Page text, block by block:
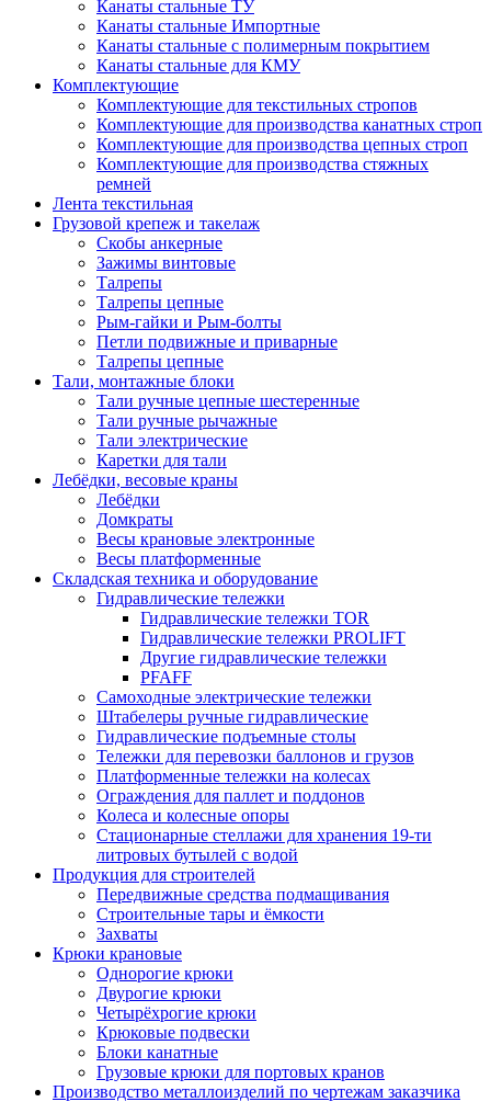
Канаты стальные ТУ
Канаты стальные Импортные
Канаты стальные с полимерным покрытием
Канаты стальные для КМУ
Комплектующие
Комплектующие для текстильных стропов
Комплектующие для производства канатных строп
Комплектующие для производства цепных строп
Комплектующие для производства стяжных
ремней
Лента текстильная
Грузовой крепеж и такелаж
Скобы анкерные
Зажимы винтовые
Талрепы
Талрепы цепные
Рым-гайки и Рым-болты
Петли подвижные и приварные
Талрепы цепные
Тали, монтажные блоки
Тали ручные цепные шестеренные
Тали ручные рычажные
Тали электрические
Каретки для тали
Лебёдки, весовые краны
Лебёдки
Домкраты
Весы крановые электронные
Весы платформенные
Складская техника и оборудование
Гидравлические тележки
Гидравлические тележки TOR
Гидравлические тележки PROLIFT
Другие гидравлические тележки
PFAFF
Самоходные электрические тележки
Штабелеры ручные гидравлические
Гидравлические подъемные столы
Тележки для перевозки баллонов и грузов
Платформенные тележки на колесах
Ограждения для паллет и поддонов
Колеса и колесные опоры
Стационарные стеллажи для хранения 19-ти
литровых бутылей с водой
Продукция для строителей
Передвижные средства подмащивания
Строительные тары и ёмкости
Захваты
Крюки крановые
Однорогие крюки
Двурогие крюки
Четырёхрогие крюки
Крюковые подвески
Блоки канатные
Грузовые крюки для портовых кранов
Производство металлоизделий по чертежам заказчика